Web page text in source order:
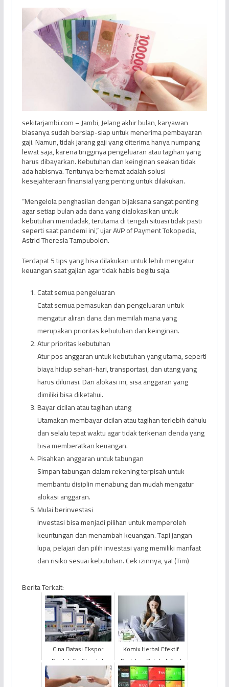
sekitarjambi.com – Jambi, Jelang akhir bulan, karyawan
biasanya sudah bersiap-siap untuk menerima pembayaran
gaji. Namun, tidak jarang gaji yang diterima hanya numpang
lewat saja, karena tingginya pengeluaran atau tagihan yang
harus dibayarkan. Kebutuhan dan keinginan seakan tidak
ada habisnya. Tentunya berhemat adalah solusi
kesejahteraan finansial yang penting untuk dilakukan.
“Mengelola penghasilan dengan bijaksana sangat penting
agar setiap bulan ada dana yang dialokasikan untuk
kebutuhan mendadak, terutama di tengah situasi tidak pasti
seperti saat pandemi ini,” ujar AVP of Payment Tokopedia,
Astrid Theresia Tampubolon.
Terdapat 5 tips yang bisa dilakukan untuk lebih mengatur
keuangan saat gajian agar tidak habis begitu saja.
Catat semua pengeluaran
Catat semua pemasukan dan pengeluaran untuk
mengatur aliran dana dan memilah mana yang
merupakan prioritas kebutuhan dan keinginan.
Atur prioritas kebutuhan
Atur pos anggaran untuk kebutuhan yang utama, seperti
biaya hidup sehari-hari, transportasi, dan utang yang
harus dilunasi. Dari alokasi ini, sisa anggaran yang
dimiliki bisa diketahui.
Bayar cicilan atau tagihan utang
Utamakan membayar cicilan atau tagihan terlebih dahulu
dan selalu tepat waktu agar tidak terkenan denda yang
bisa memberatkan keuangan.
Pisahkan anggaran untuk tabungan
Simpan tabungan dalam rekening terpisah untuk
membantu disiplin menabung dan mudah mengatur
alokasi anggaran.
Mulai berinvestasi
Investasi bisa menjadi pilihan untuk memperoleh
keuntungan dan menambah keuangan. Tapi jangan
lupa, pelajari dan pilih investasi yang memiliki manfaat
dan risiko sesuai kebutuhan. Cek izinnya, ya! (Tim)
Berita Terkait:
Cina Batasi Ekspor
Produk Grafit untuk
Pertahankan Keamanan
Nasional
Komix Herbal Efektif
Redakan Batuk di Saat
Pandemi